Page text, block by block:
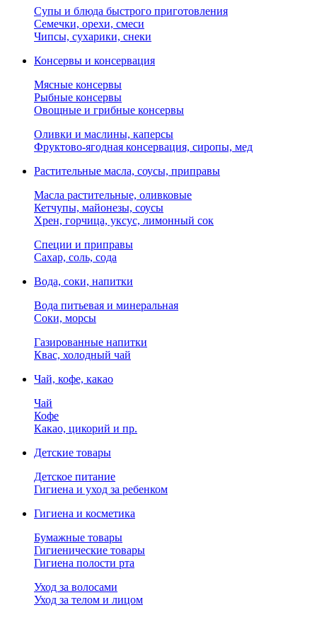
Супы и блюда быстрого приготовления
Семечки, орехи, смеси
Чипсы, сухарики, снеки
Консервы и консервация
Мясные консервы
Рыбные консервы
Овощные и грибные консервы
Оливки и маслины, каперсы
Фруктово-ягодная консервация, сиропы, мед
Растительные масла, соусы, приправы
Масла растительные, оливковые
Кетчупы, майонезы, соусы
Хрен, горчица, уксус, лимонный сок
Специи и приправы
Сахар, соль, сода
Вода, соки, напитки
Вода питьевая и минеральная
Соки, морсы
Газированные напитки
Квас, холодный чай
Чай, кофе, какао
Чай
Кофе
Какао, цикорий и пр.
Детские товары
Детское питание
Гигиена и уход за ребенком
Гигиена и косметика
Бумажные товары
Гигиенические товары
Гигиена полости рта
Уход за волосами
Уход за телом и лицом